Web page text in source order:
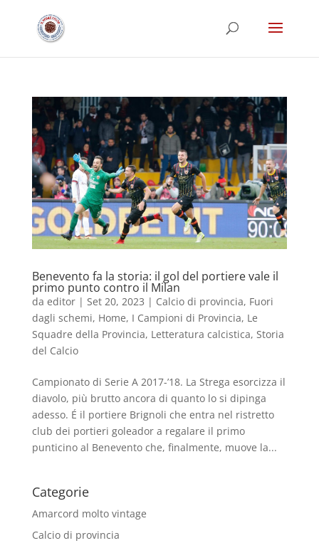
Benevento fa la storia: il gol del portiere vale il
primo punto contro il Milan
da editor| Set 20, 2023 | Calcio di provincia, Fuori
dagli schemi, Home, I Campioni di Provincia, Le
Squadre della Provincia, Letteratura calcistica, Storia
del Calcio
Campionato di Serie A 2017-’18. La Strega esorcizza il
diavolo, più brutto ancora di quanto lo si dipinga
adesso. É il portiere Brignoli che entra nel ristretto
club dei portieri goleador a regalare il primo
punticino al Benevento che, finalmente, muove la...
Categorie
Amarcord molto vintage
Calcio di provincia